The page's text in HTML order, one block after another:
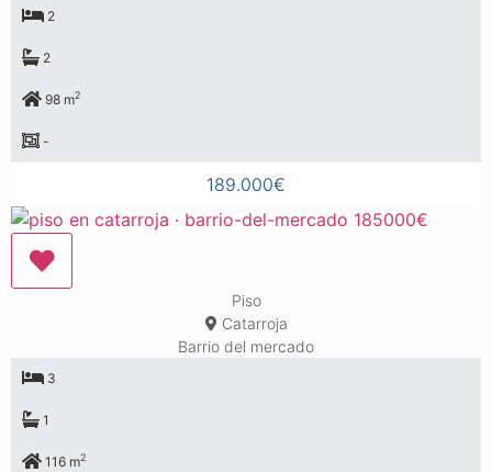
2
2
98 m2
-
189.000€
Piso
Catarroja
Barrio del mercado
3
1
116 m2